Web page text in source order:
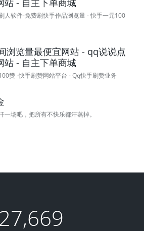
站 - 自主下单商城
人软件-免费刷快手作品浏览量 - 快手一元100
浏览量最便宜网站 - qq说说点
站 - 自主下单商城
赞 -快手刷赞网站平台 - Qq快手刷赞业务
一场吧，把所有不快乐都汗蒸掉。
27,669